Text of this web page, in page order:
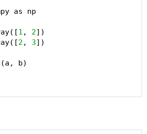
as np
1 , 2])
2 , 3])
b)